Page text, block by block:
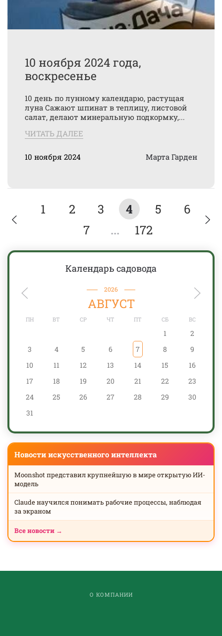
10 ноября 2024 года,
воскресенье
10 день по лунному календарю, растущая
луна Сажают шпинат в теплицу, листовой
салат, делают минеральную подкормку,...
ЧИТАТЬ ДАЛЕЕ
10 ноября 2024 Марта Гарден
1 2 3 4 5
6
7
... 172
Календарь садовода
2026
АВГУСТ
ПН ВТ СР ЧТ ПТ СБ ВС
1
2
3
4 5 6 7 8
9
10
11 12 13 14 15
16
17
18 19 20 21 22
23
24
25 26 27 28 29
30
31
Новости искусственного интеллекта
Moonshot представил крупнейшую в мире открытую ИИ-
модель
Claude научился понимать рабочие процессы, наблюдая
за экраном
Все новости →
О КОМПАНИИ